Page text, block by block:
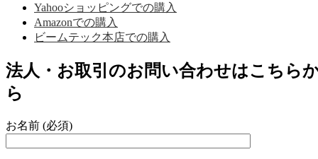
Yahooショッピングでの購入
Amazonでの購入
ビームテック本店での購入
法人・お取引のお問い合わせはこちら
ら
お名前 (必須)